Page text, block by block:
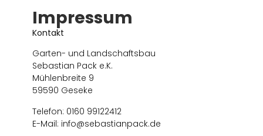
Impressum
Kontakt
Garten- und Landschaftsbau
Sebastian Pack e.K.
Mühlenbreite 9
59590 Geseke
Telefon: 0160 99122412
E-Mail: info@sebastianpack.de